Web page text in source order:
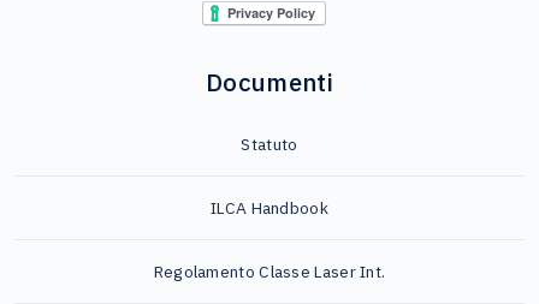
Documenti
Statuto
ILCA Handbook
Regolamento Classe Laser Int.